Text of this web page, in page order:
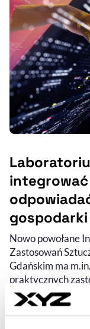
gospodarki
Nowo powołane
Zastosowań
Gdańskim ma
praktycznych
Jakub Neumann
ogromną szansę